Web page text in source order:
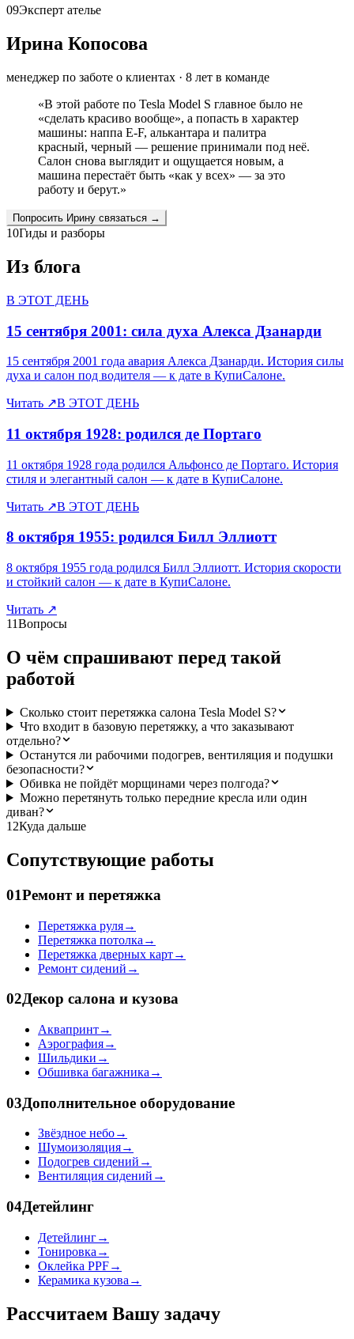
09Эксперт ателье
Ирина Копосова
менеджер по заботе о клиентах · 8 лет в команде
«В этой работе по Tesla Model S главное было не
«сделать красиво вообще», а попасть в характер
машины: наппа E-F, алькантара и палитра
красный, черный — решение принимали под неё.
Салон снова выглядит и ощущается новым, а
машина перестаёт быть «как у всех» — за это
работу и берут.»
Попросить Ирину связаться →
10Гиды и разборы
Из блога
В ЭТОТ ДЕНЬ
15 сентября 2001: сила духа Алекса Дзанарди
15 сентября 2001 года авария Алекса Дзанарди. История силы
духа и салон под водителя — к дате в КупиСалоне.
Читать ↗В ЭТОТ ДЕНЬ
11 октября 1928: родился де Портаго
11 октября 1928 года родился Альфонсо де Портаго. История
стиля и элегантный салон — к дате в КупиСалоне.
Читать ↗В ЭТОТ ДЕНЬ
8 октября 1955: родился Билл Эллиотт
8 октября 1955 года родился Билл Эллиотт. История скорости
и стойкий салон — к дате в КупиСалоне.
Читать ↗
11Вопросы
О чём спрашивают перед такой
работой
Сколько стоит перетяжка салона Tesla Model S?
Что входит в базовую перетяжку, а что заказывают
отдельно?
Останутся ли рабочими подогрев, вентиляция и подушки
безопасности?
Обивка не пойдёт морщинами через полгода?
Можно перетянуть только передние кресла или один
диван?
12Куда дальше
Сопутствующие работы
01Ремонт и перетяжка
Перетяжка руля→
Перетяжка потолка →
Перетяжка дверных карт→
Ремонт сидений →
02Декор салона и кузова
Аквапринт→
Аэрография→
Шильдики →
Обшивка багажника →
03Дополнительное оборудование
Звёздное небо→
Шумоизоляция→
Подогрев сидений →
Вентиляция сидений →
04Детейлинг
Детейлинг→
Тонировка →
Оклейка PPF→
Керамика кузова →
Рассчитаем Вашу задачу